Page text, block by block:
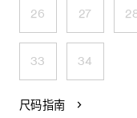
26 27
33 34
尺码指南